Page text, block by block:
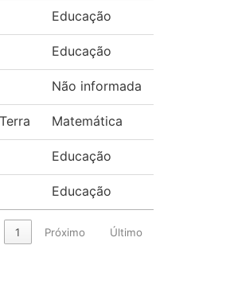
Educação
Educação
Não informada
Matemática
Educação
Educação
1 Próximo Último